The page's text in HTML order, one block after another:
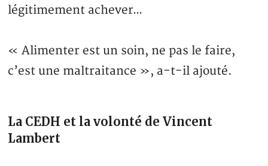
légitimement achever…
« Alimenter est un soin, ne pas le faire,
c’est une maltraitance », a-t-il ajouté.
La CEDH et la volonté de Vincent
Lambert